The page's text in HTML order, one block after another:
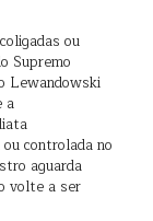
ou
Supremo
Lewandowski
a
controlada no
aguarda
volte a ser